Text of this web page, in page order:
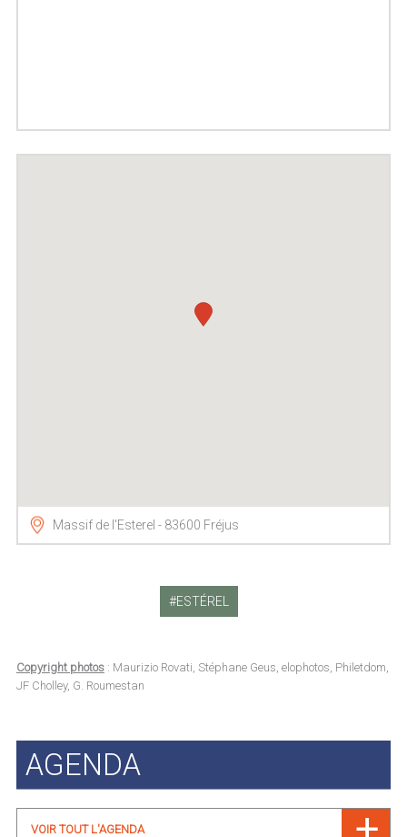
Massif de l'Esterel - 83600 Fréjus
ESTÉREL
Copyright photos: Maurizio Rovati, Stéphane Geus, elophotos, Philetdom,
JF Cholley, G. Roumestan
AGENDA
VOIR TOUT L'AGENDA